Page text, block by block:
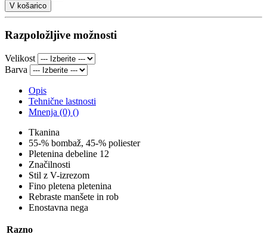
V košarico
Razpoložljive možnosti
Velikost
Barva
Opis
Tehnične lastnosti
Mnenja (0) ()
Tkanina
55-% bombaž, 45-% poliester
Pletenina debeline 12
Značilnosti
Stil z V-izrezom
Fino pletena pletenina
Rebraste manšete in rob
Enostavna nega
Razno